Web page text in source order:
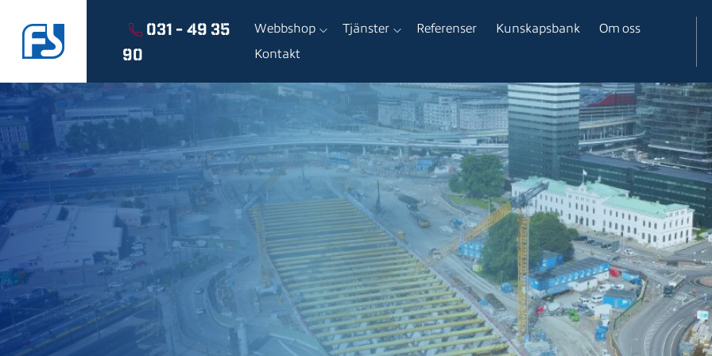
031 - 49 35
90
Webbshop Tjänster Referenser Kunskapsbank
Om oss
Kontakt